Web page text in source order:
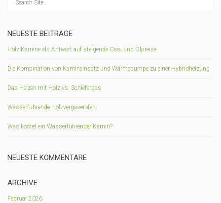
NEUESTE BEITRÄGE
Holz-Kamine als Antwort auf steigende Gas- und Ölpreise
Die Kombination von Kamineinsatz und Wärmepumpe zu einer Hybridheizung
Das Heizen mit Holz vs. Schiefergas
Wasserführende Holzvergaseröfen
Was kostet ein Wasserführender Kamin?
NEUESTE KOMMENTARE
ARCHIVE
Februar 2026